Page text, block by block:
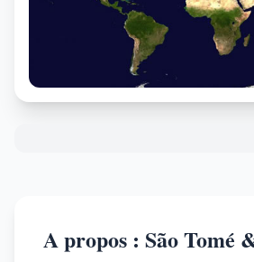
A propos : São Tomé